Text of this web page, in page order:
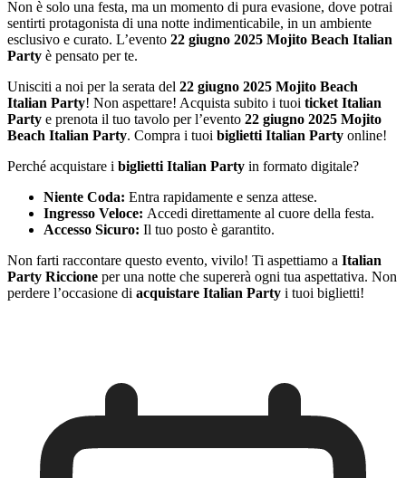
Non è solo una festa, ma un momento di pura evasione, dove potrai
sentirti protagonista di una notte indimenticabile, in un ambiente
esclusivo e curato. L’evento 22 giugno 2025 Mojito Beach Italian
Party è pensato per te.
Unisciti a noi per la serata del 22 giugno 2025 Mojito Beach
Italian Party! Non aspettare! Acquista subito i tuoi ticket Italian
Party e prenota il tuo tavolo per l’evento 22 giugno 2025 Mojito
Beach Italian Party. Compra i tuoi biglietti Italian Party online!
Perché acquistare i biglietti Italian Party in formato digitale?
Niente Coda: Entra rapidamente e senza attese.
Ingresso Veloce: Accedi direttamente al cuore della festa.
Accesso Sicuro: Il tuo posto è garantito.
Non farti raccontare questo evento, vivilo! Ti aspettiamo a Italian
Party Riccione per una notte che supererà ogni tua aspettativa. Non
perdere l’occasione di acquistare Italian Party i tuoi biglietti!